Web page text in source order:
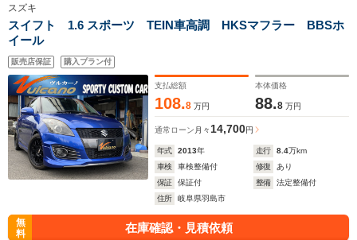
スズキ
スイフト 1.6 スポーツ TEIN車高調 HKSマフラー BBSホ
イール
販売店保証 購入プラン付
支払総額
108.8 万円
本体価格
88.8 万円
通常ローン 月々 14,700円
年式 2013年 走行 8.4万km
車検
車検整備付 修復
あり
保証
保証付 整備
法定整備付
住所
岐阜県羽島市
無
料
在庫確認・見積依頼